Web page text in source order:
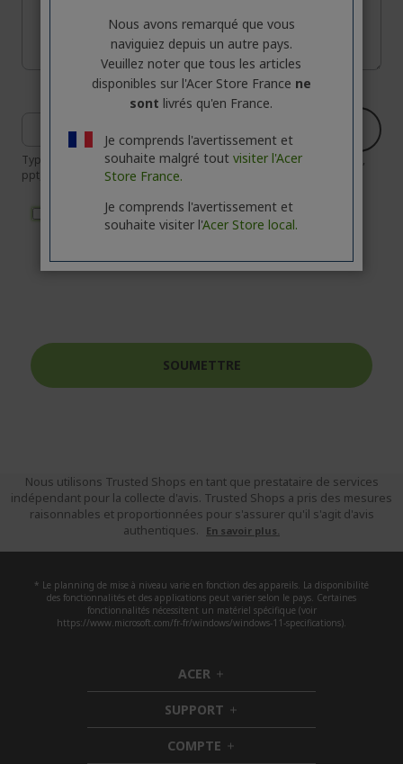
Type(s) de fichier(s) autorisé(s) : jpg, jpeg, gif, png, bmp, pdf, pptx,
ppt, docx, doc, mp4, xls, xlsx, csv
J'AI LU LES TERMES DE LAPOLITIQUE DE
CONFIDENTIALITÉD'ACER
SOUMETTRE
Nous utilisons Trusted Shops en tant que prestataire de services
indépendant pour la collecte d'avis. Trusted Shops a pris des mesures
raisonnables et proportionnées pour s'assurer qu'il s'agit d'avis
authentiques.
En savoir plus.
* Le planning de mise à niveau varie en fonction des appareils. La disponibilité
des fonctionnalités et des applications peut varier selon le pays. Certaines
fonctionnalités nécessitent un matériel spécifique (voir
https://www.microsoft.com/fr-fr/windows/windows-11-specifications).
ACER h
i
d
d
e
SUPPORT h
i
d
COMPTE h
Nous avons remarqué que vous
naviguiez depuis un autre pays.
Veuillez noter que tous les articles
disponibles sur l'Acer Store France ne
sont livrés qu'en France.
Je comprends l'avertissement et
souhaite malgré tout visiter l'Acer
Store France.
Je comprends l'avertissement et
souhaite visiter l'Acer Store local.